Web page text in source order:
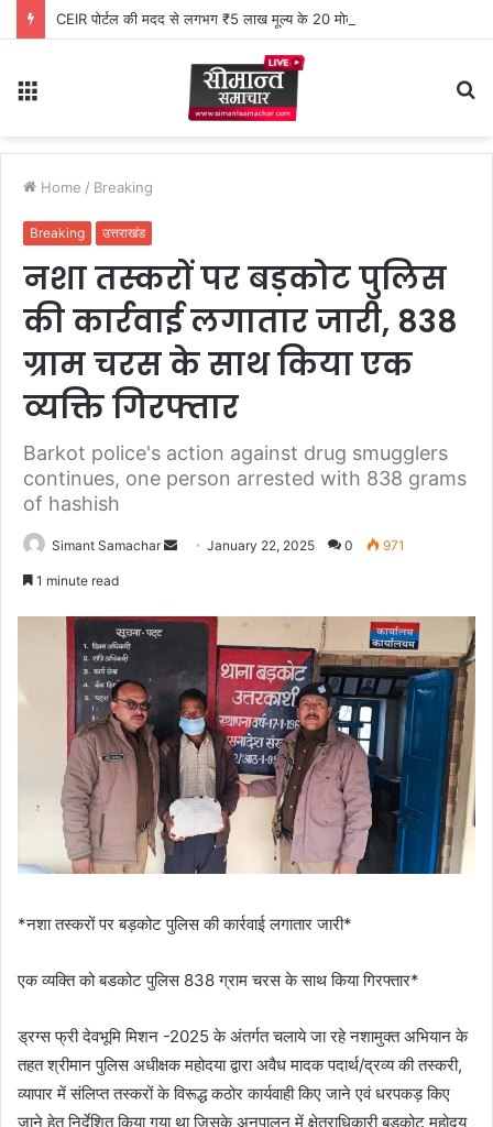
CEIR पोर्टल की मदद से लगभग ₹5 लाख मूल्य के 20 मोबाइल फोन बरामद
Home / Breaking
Breaking उत्तराखंड
नशा तस्करों पर बड़कोट पुलिस
की कार्रवाई लगातार जारी, 838
ग्राम चरस के साथ किया एक
व्यक्ति गिरफ्तार
Barkot police's action against drug smugglers
continues, one person arrested with 838 grams
of hashish
Simant Samachar
d
n
e
m
a
i
January 22, 2025 0 971
1 minute read
*नशा तस्करों पर बड़कोट पुलिस की कार्रवाई लगातार जारी*
एक व्यक्ति को बडकोट पुलिस 838 ग्राम चरस के साथ किया गिरफ्तार*
ड्रग्स फ्री देवभूमि मिशन -2025 के अंतर्गत चलाये जा रहे नशामुक्त अभियान के
तहत श्रीमान पुलिस अधीक्षक महोदया द्वारा अवैध मादक पदार्थ/द्रव्य की तस्करी,
व्यापार में संलिप्त तस्करों के विरूद्ध कठोर कार्यवाही किए जाने एवं धरपकड़ किए
जाने हेतु निर्देशित किया गया था जिसके अनुपालन में क्षेत्राधिकारी बडकोट महोदय